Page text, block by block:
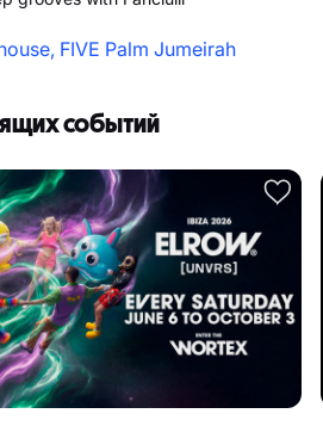
FIVE Palm Jumeirah
событий